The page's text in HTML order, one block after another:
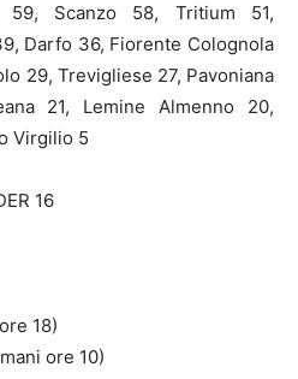
59, Scanzo 58, Tritium 51,
Darfo 36, Fiorente Colognola
29, Trevigliese 27, Pavoniana
21, Lemine Almenno 20,
Virgilio 5
16
18)
ore 10)